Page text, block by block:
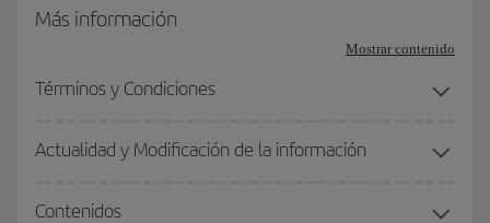
Más información
Mostrar contenido
Términos y Condiciones
Actualidad y Modificación de la información
Contenidos